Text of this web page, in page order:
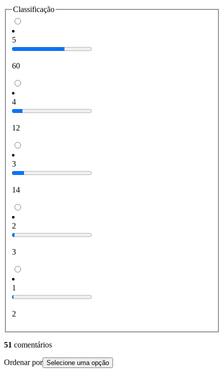
Classificação
5
60
4
12
3
14
2
3
1
2
51 comentários
Ordenar por Selecione uma opção